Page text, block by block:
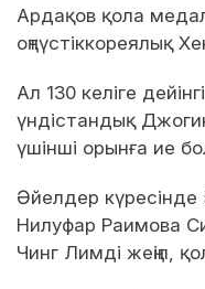
Ардақов қола
оңтүстіккореялық
Ал 130 келіге
үндістандық
үшінші орынға ие
Әйелдер күресінде
Нилуфар Раимова
Чинг Лимді жеңіп,